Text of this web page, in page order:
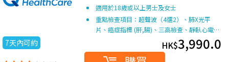
7天內可約
適用於18歲或以上男士及女士
重點檢查項目：超聲波（4選2）、肺X光平
片、癌症指標 (肝,腸)、三高檢查、靜臥心電…
HK$3,990.0